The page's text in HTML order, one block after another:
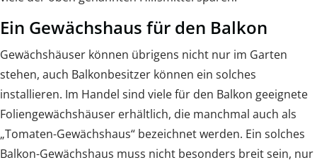
Ein Gewächshaus für den Balkon
Gewächshäuser können übrigens nicht nur im Garten
stehen, auch Balkonbesitzer können ein solches
installieren. Im Handel sind viele für den Balkon geeignete
Foliengewächshäuser erhältlich, die manchmal auch als
„Tomaten-Gewächshaus“ bezeichnet werden. Ein solches
Balkon-Gewächshaus muss nicht besonders breit sein, nur